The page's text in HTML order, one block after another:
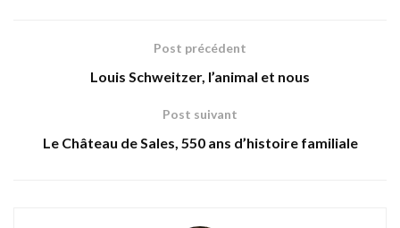
Post précédent
Louis Schweitzer, l’animal et nous
Post suivant
Le Château de Sales, 550 ans d’histoire familiale